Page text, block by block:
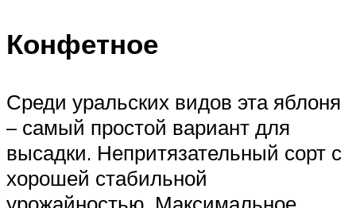
Конфетное
Среди уральских видов эта яблоня
– самый простой вариант для
высадки. Непритязательный сорт с
хорошей стабильной